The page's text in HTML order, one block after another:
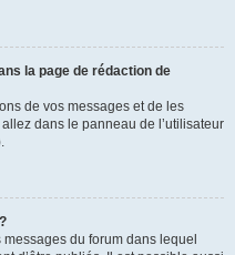
la page de rédaction de
de vos messages et de les
dans le panneau de l’utilisateur
du forum dans lequel